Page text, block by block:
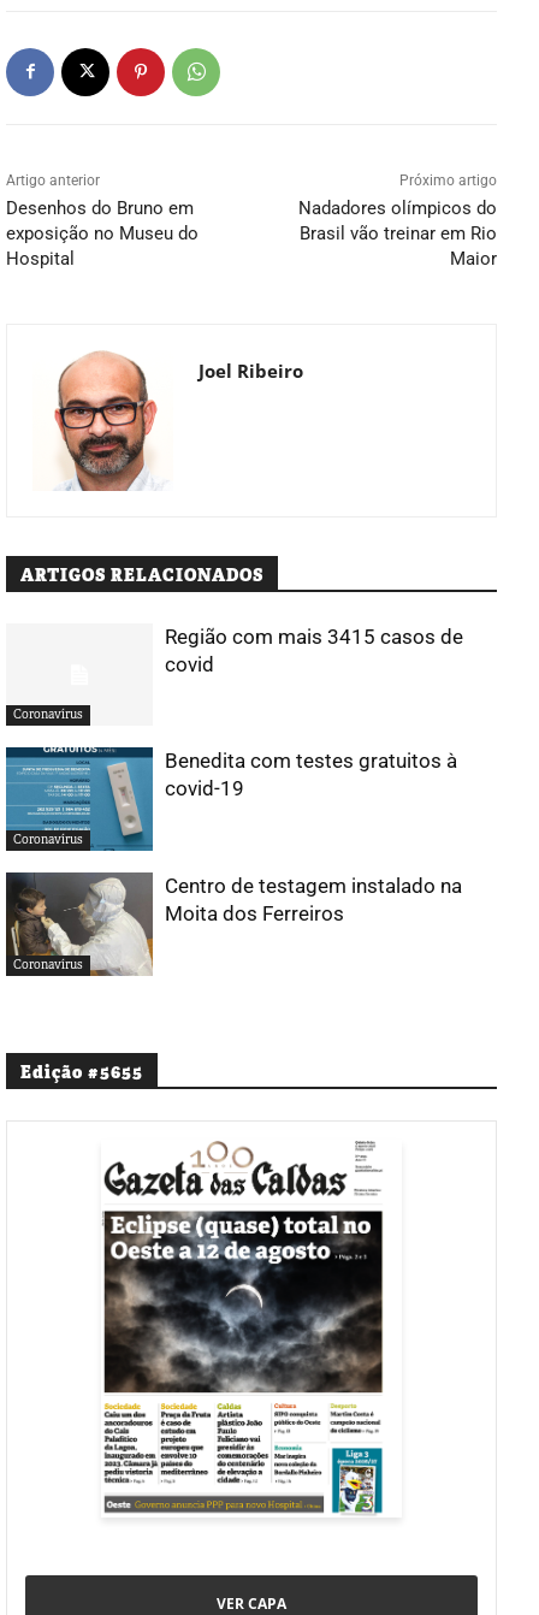
Artigo anterior
Desenhos do Bruno em
exposição no Museu do
Hospital
Próximo artigo
Nadadores olímpicos do
Brasil vão treinar em Rio
Maior
Joel Ribeiro
ARTIGOS RELACIONADOS
Coronavírus
Região com mais 3415 casos de
covid
Coronavírus
Benedita com testes gratuitos à
covid-19
Coronavírus
Centro de testagem instalado na
Moita dos Ferreiros
Edição #5655
VER CAPA